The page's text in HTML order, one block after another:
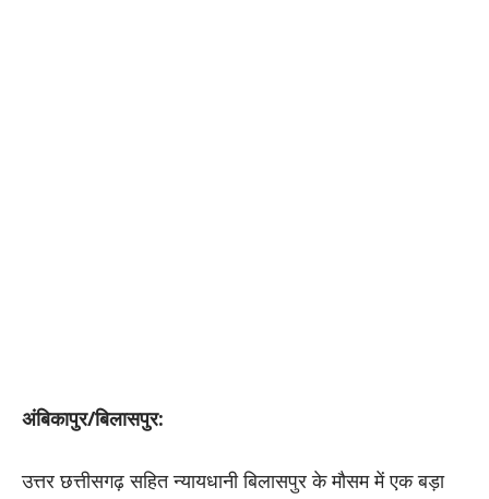
अंबिकापुर/बिलासपुर:
उत्तर छत्तीसगढ़ सहित न्यायधानी बिलासपुर के मौसम में एक बड़ा